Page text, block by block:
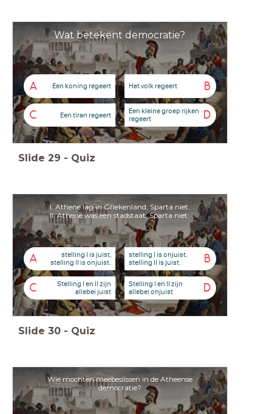
Wat betekent democratie?
A Een koning regeert B
Het volk regeert
C Een tiran regeert D
Een kleine groep rijken
regeert
Slide 29 - Quiz
I. Athene lag in Griekenland, Sparta niet.
II. Athene was een stadstaat, Sparta niet.
A
stelling I is juist,
stelling II is onjuist.
B
stelling I is onjuist,
stelling II is juist.
C
Stelling I en II zijn
allebei juist
D
Stelling I en II zijn
allebei onjuist
Slide 30 - Quiz
Wie mochten meebeslissen in de Atheense
democratie?